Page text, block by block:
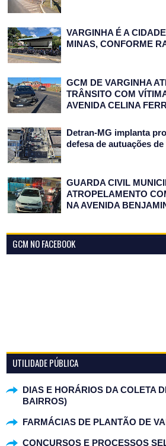
VARGINHA É A
MINAS, CONFORME
GCM DE VARGINHA
TRÂNSITO COM
AVENIDA CELINA
Detran-MG implanta
defesa de autuações
GUARDA CIVIL
ATROPELAMENTO
NA AVENIDA
GCM NO FACEBOOK
UTILIDADE PÚBLICA
DIAS E HORÁRIOS DA COLETA
BAIRROS)
FARMÁCIAS DE PLANTÃO DE
CONCURSOS E PROCESSOS